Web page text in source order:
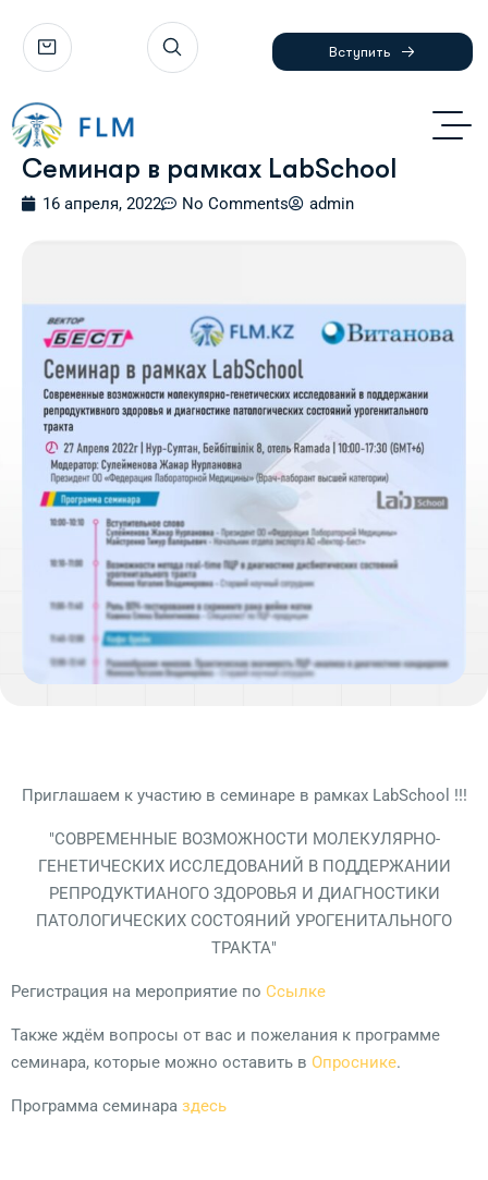
Вступить
Семинар в рамках LabSchool
16 апреля, 2022 No Comments admin
Приглашаем к участию в семинаре в рамках LabSchool !!!
"СОВРЕМЕННЫЕ ВОЗМОЖНОСТИ МОЛЕКУЛЯРНО-
ГЕНЕТИЧЕСКИХ ИССЛЕДОВАНИЙ В ПОДДЕРЖАНИИ
РЕПРОДУКТИАНОГО ЗДОРОВЬЯ И ДИАГНОСТИКИ
ПАТОЛОГИЧЕСКИХ СОСТОЯНИЙ УРОГЕНИТАЛЬНОГО
ТРАКТА"
Регистрация на мероприятие по Ссылке
Также ждём вопросы от вас и пожелания к программе
семинара, которые можно оставить в Опроснике.
Программа семинара здесь